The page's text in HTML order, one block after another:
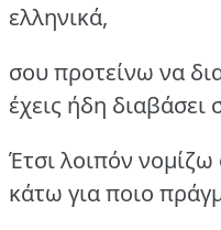
ελληνικά,
σου προτείνω να
έχεις ήδη
Έτσι λοιπόν
κάτω για ποιο